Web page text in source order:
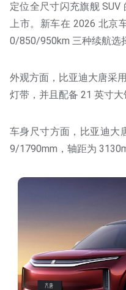
定位全尺寸闪充旗舰
上市。新车在 2026 北京
0/850/950km 三种续航选
外观方面，比亚迪大唐采
灯带，并且配备 21 英寸大
车身尺寸方面，比亚迪大
9/1790mm，轴距为